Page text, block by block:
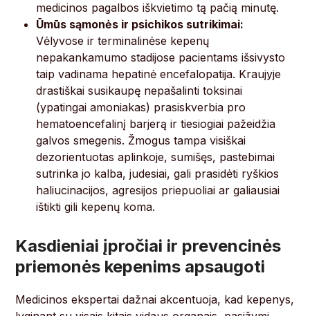
medicinos pagalbos iškvietimo tą pačią minutę.
Ūmūs sąmonės ir psichikos sutrikimai:
Vėlyvose ir terminalinėse kepenų
nepakankamumo stadijose pacientams išsivysto
taip vadinama hepatinė encefalopatija. Kraujyje
drastiškai susikaupę nepašalinti toksinai
(ypatingai amoniakas) prasiskverbia pro
hematoencefalinį barjerą ir tiesiogiai pažeidžia
galvos smegenis. Žmogus tampa visiškai
dezorientuotas aplinkoje, sumišęs, pastebimai
sutrinka jo kalba, judesiai, gali prasidėti ryškios
haliucinacijos, agresijos priepuoliai ar galiausiai
ištikti gili kepenų koma.
Kasdieniai įpročiai ir prevencinės
priemonės kepenims apsaugoti
Medicinos ekspertai dažnai akcentuoja, kad kepenys,